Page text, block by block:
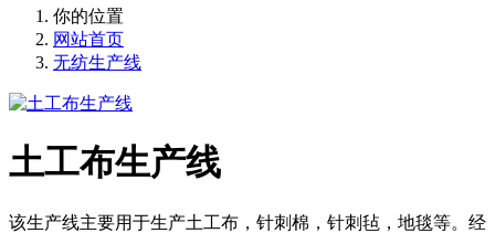
你的位置
网站首页
无纺生产线
土工布生产线
该生产线主要用于生产土工布，针刺棉，针刺毡，地毯等。经